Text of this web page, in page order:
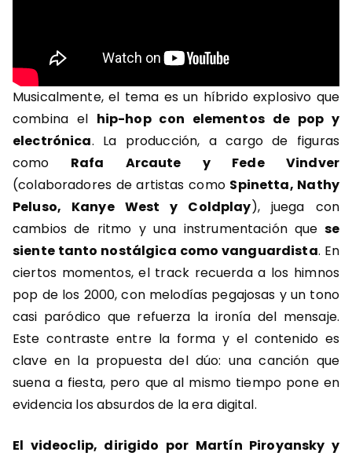
Musicalmente, el tema es un híbrido explosivo que
combina el hip-hop con elementos de pop y
electrónica. La producción, a cargo de figuras
como Rafa Arcaute y Fede Vindver
(colaboradores de artistas como Spinetta, Nathy
Peluso, Kanye West y Coldplay), juega con
cambios de ritmo y una instrumentación que se
siente tanto nostálgica como vanguardista. En
ciertos momentos, el track recuerda a los himnos
pop de los 2000, con melodías pegajosas y un tono
casi paródico que refuerza la ironía del mensaje.
Este contraste entre la forma y el contenido es
clave en la propuesta del dúo: una canción que
suena a fiesta, pero que al mismo tiempo pone en
evidencia los absurdos de la era digital.
El videoclip, dirigido por Martín Piroyansky y